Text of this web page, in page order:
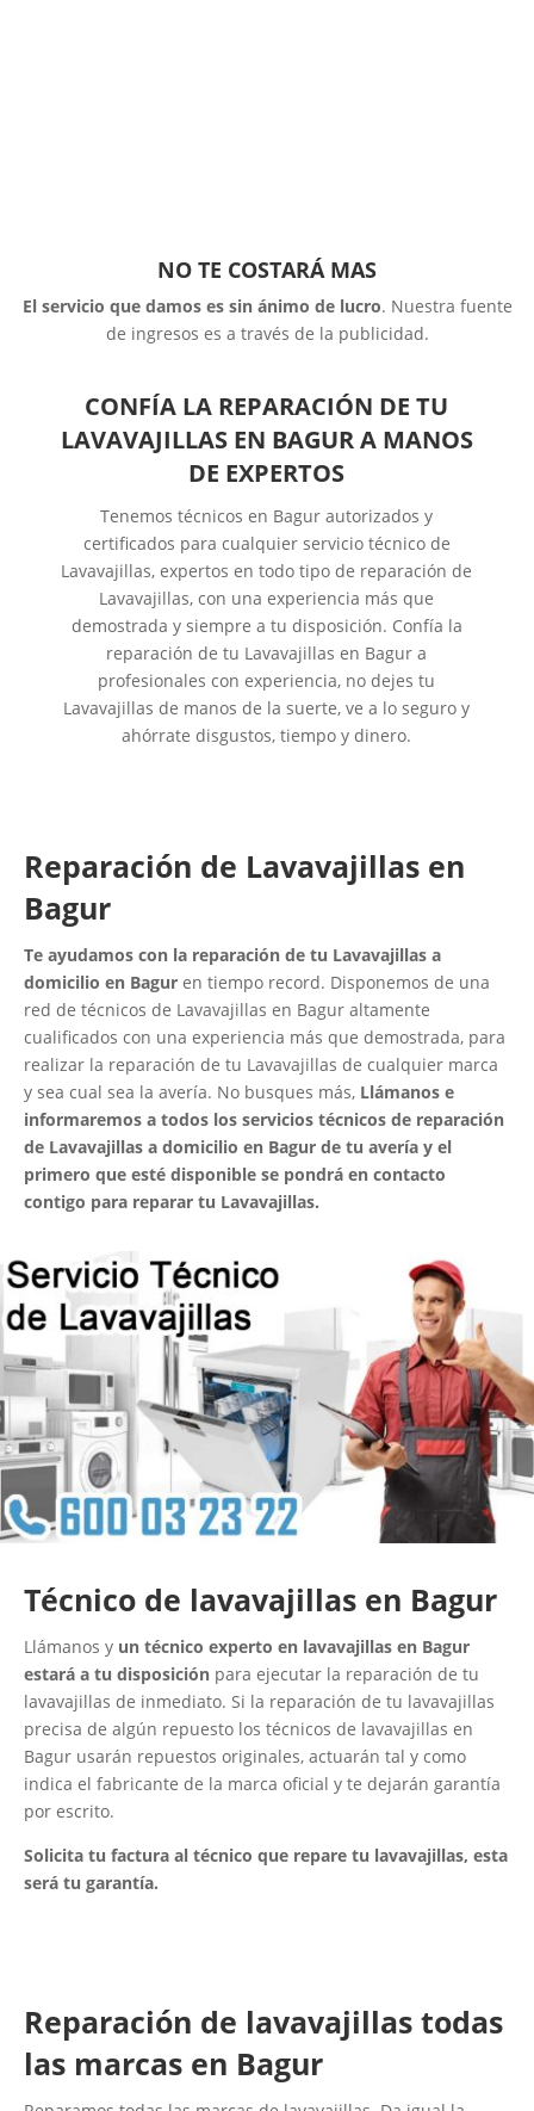
NO TE COSTARÁ MAS
El servicio que damos es sin ánimo de lucro. Nuestra fuente
de ingresos es a través de la publicidad.
CONFÍA LA REPARACIÓN DE TU
LAVAVAJILLAS EN BAGUR A MANOS
DE EXPERTOS
Tenemos técnicos en Bagur autorizados y
certificados para cualquier servicio técnico de
Lavavajillas, expertos en todo tipo de reparación de
Lavavajillas, con una experiencia más que
demostrada y siempre a tu disposición. Confía la
reparación de tu Lavavajillas en Bagur a
profesionales con experiencia, no dejes tu
Lavavajillas de manos de la suerte, ve a lo seguro y
ahórrate disgustos, tiempo y dinero.
Reparación de Lavavajillas en
Bagur
Te ayudamos con la reparación de tu Lavavajillas a
domicilio en Bagur en tiempo record. Disponemos de una
red de técnicos de Lavavajillas en Bagur altamente
cualificados con una experiencia más que demostrada, para
realizar la reparación de tu Lavavajillas de cualquier marca
y sea cual sea la avería. No busques más, Llámanos e
informaremos a todos los servicios técnicos de reparación
de Lavavajillas a domicilio en Bagur de tu avería y el
primero que esté disponible se pondrá en contacto
contigo para reparar tu Lavavajillas.
Técnico de lavavajillas en Bagur
Llámanos y un técnico experto en lavavajillas en Bagur
estará a tu disposición para ejecutar la reparación de tu
lavavajillas de inmediato. Si la reparación de tu lavavajillas
precisa de algún repuesto los técnicos de lavavajillas en
Bagur usarán repuestos originales, actuarán tal y como
indica el fabricante de la marca oficial y te dejarán garantía
por escrito.
Solicita tu factura al técnico que repare tu lavavajillas, esta
será tu garantía.
Reparación de lavavajillas todas
las marcas en Bagur